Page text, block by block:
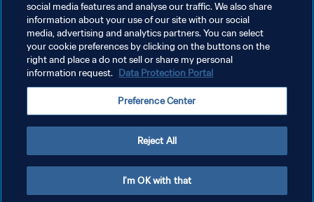
POLITIQUE DE CONFIDENTIALITÉ
CONDITIONS D'UTILISATION
GÉRER VOS PRÉFÉRENCES SUR LES COOKIES
Copyright © 1994 - 2026 FIFA. Tous droits réservés.
social media features and analyse our traffic. We also share
information about your use of our site with our social
media, advertising and analytics partners. You can select
your cookie preferences by clicking on the buttons on the
right and place a do not sell or share my personal
information request. Data Protection Portal
Preference Center
Reject All
I'm OK with that